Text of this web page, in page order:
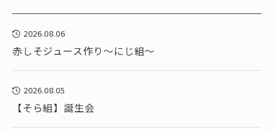
2026.08.06
赤しそジュース作り～にじ組～
2026.08.05
【そら組】誕生会